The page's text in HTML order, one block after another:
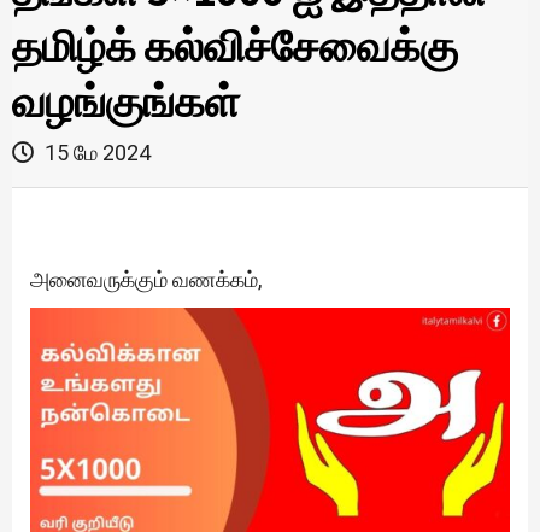
தமிழ்க் கல்விச்சேவைக்கு
வழங்குங்கள்
15 மே 2024
அனைவருக்கும் வணக்கம்,